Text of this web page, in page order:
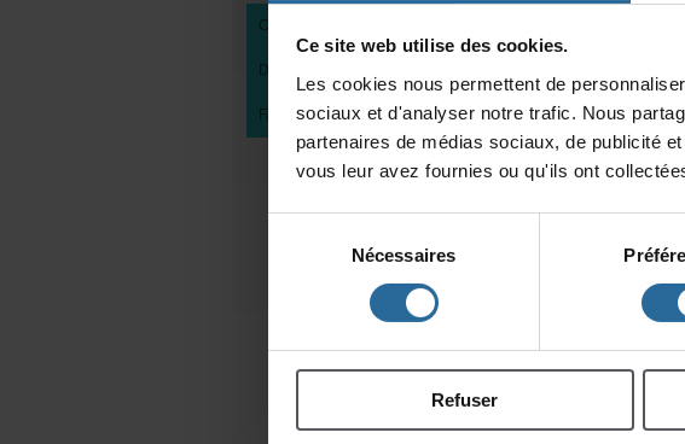
Cesitewebutilisedescookies.
consentement
Nécessaires
Refuser
CENTREDEDOCUMENTATION
DEVENIRMEMBREDUCEAD
FAIREUNDON
Étape1:
Attention